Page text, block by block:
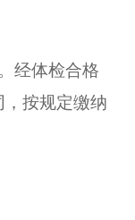
经体检合格
，按规定缴纳